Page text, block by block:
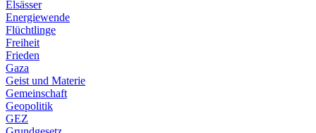
Elsässer
Energiewende
Flüchtlinge
Freiheit
Frieden
Gaza
Geist und Materie
Gemeinschaft
Geopolitik
GEZ